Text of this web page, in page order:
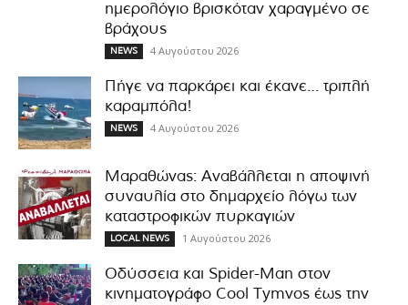
ημερολόγιο βρισκόταν χαραγμένο σε
βράχους
NEWS 4 Αυγούστου 2026
Πήγε να παρκάρει και έκανε… τριπλή
καραμπόλα!
NEWS 4 Αυγούστου 2026
Μαραθώνας: Αναβάλλεται η αποψινή
συναυλία στο δημαρχείο λόγω των
καταστροφικών πυρκαγιών
LOCAL NEWS 1 Αυγούστου 2026
Οδύσσεια και Spider-Man στον
κινηματογράφο Cool Tymvos έως την